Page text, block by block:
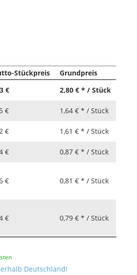
Stückpreis
Grundpreis
€ 2,80 € * / Stück
€ 1,64 € * / Stück
€ 1,61 € * / Stück
€ 0,87 € * / Stück
€ 0,81 € * / Stück
€ 0,79 € * / Stück
Deutschland!